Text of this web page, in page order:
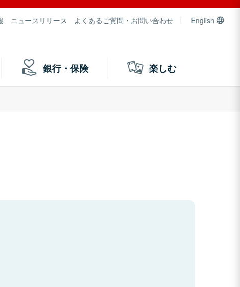
ニュースリリース よくあるご質問・お問い合わせ English
銀行・保険 楽しむ